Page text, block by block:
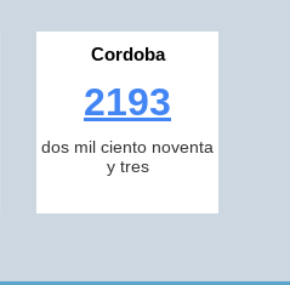
Cordoba
2193
dos mil ciento noventa
y tres